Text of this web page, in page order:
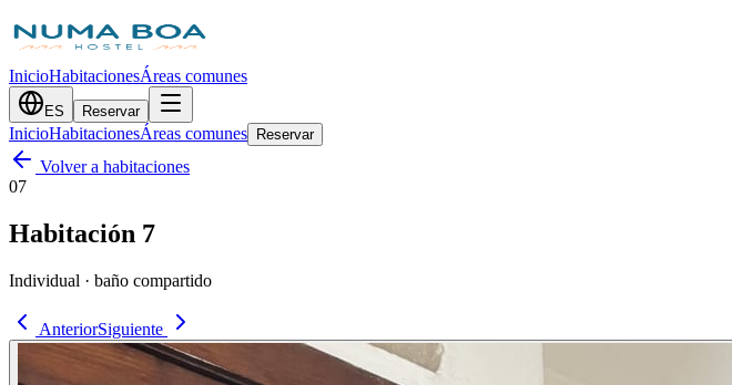
InicioHabitacionesÁreas comunes
ES Reservar
InicioHabitacionesÁreas comunes Reservar
Volver a habitaciones
07
Habitación 7
Individual · baño compartido
AnteriorSiguiente